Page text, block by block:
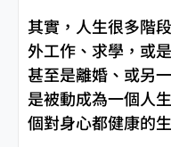
其實，人生很多階
外工作、求學，或
甚至是離婚、或另
是被動成為一個人
個對身心都健康的